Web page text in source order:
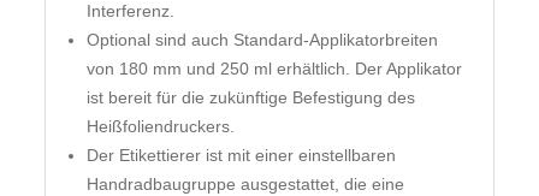
Interferenz.
Optional sind auch Standard-Applikatorbreiten
von 180 mm und 250 ml erhältlich. Der Applikator
ist bereit für die zukünftige Befestigung des
Heißfoliendruckers.
Der Etikettierer ist mit einer einstellbaren
Handradbaugruppe ausgestattet, die eine